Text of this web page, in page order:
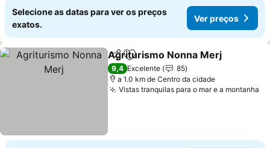
Selecione as datas para ver os preços
exatos.
Ver preços
PartilharAdicionar aos favoritos
Agriturismo Nonna Merj
9,4 Excelente
85
a 1.0 km de Centro da cidade
Vistas tranquilas para o mar e a montanha